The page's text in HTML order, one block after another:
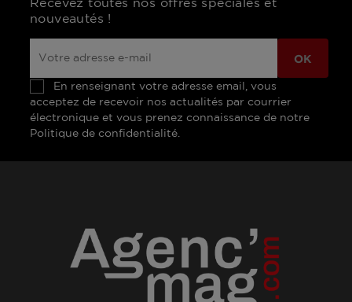
nouveautés !
En renseignant votre adresse email, vous
acceptez de recevoir nos actualités par courrier
électronique et vous prenez connaissance de notre
Politique de confidentialité.